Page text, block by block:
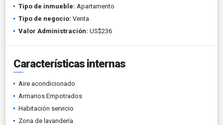
Tipo de inmueble: Apartamento
Tipo de negocio: Venta
Valor Administración: US$236
Características internas
Aire acondicionado
Armarios Empotrados
Habitación servicio
Zona de lavandería